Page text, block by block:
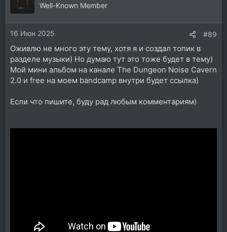
Well-Known Member
16 Июн 2025 #89
Оживлю не много эту тему, хотя я и создал топик в
разделе музыки) Но думаю тут это тоже будет в тему)
Мой мини альбом на канале The Dungeon Noise Cavern
2.0 и free на моем bandcamp внутри будет ссылка)
Если что пишите, буду рад любым комментариям)